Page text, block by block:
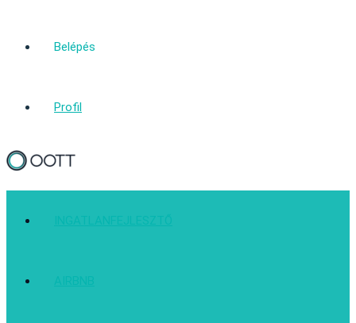
Belépés
Profil
INGATLANFEJLESZTŐ
AIRBNB